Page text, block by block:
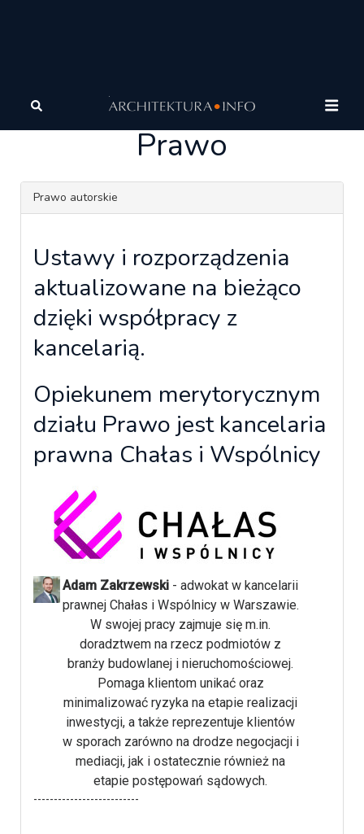
Prawo
Prawo
Prawo autorskie
Ustawy i rozporządzenia
aktualizowane na bieżąco
dzięki współpracy z
kancelarią.
Opiekunem merytorycznym
działu Prawo jest kancelaria
prawna Chałas i Wspólnicy
Adam Zakrzewski - adwokat w kancelarii
prawnej Chałas i Wspólnicy w Warszawie.
W swojej pracy zajmuje się m.in.
doradztwem na rzecz podmiotów z
branży budowlanej i nieruchomościowej.
Pomaga klientom unikać oraz
minimalizować ryzyka na etapie realizacji
inwestycji, a także reprezentuje klientów
w sporach zarówno na drodze negocjacji i
mediacji, jak i ostatecznie również na
etapie postępowań sądowych.
--------------------------